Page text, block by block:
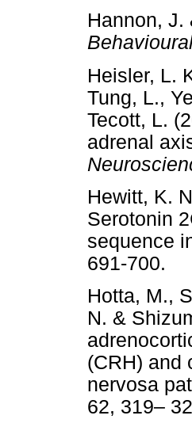
Hannon, J.
Heisler, L.
Tung, L.,
Tecott, L.
adrenal
Hewitt, K.
Serotonin
sequence
691-
Hotta, M.,
N. &
(CRH) and
nervosa
62, 319–